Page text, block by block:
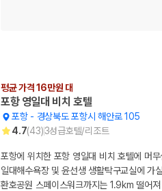
평균 가격 16만원 대
포항 영일대 비치 호텔
포항- 경상북도 포항시 해안로 105
4.7(43)3성급호텔/리조트
포항에 위치한 포항 영일대 비치 호텔에 머
일대해수욕장 및 윤선생 생활탁구교실에 가
환호공원 스페이스워크까지는 1.9km 떨어